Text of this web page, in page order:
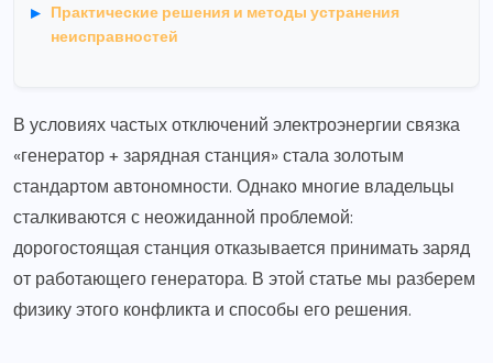
Практические решения и методы устранения
неисправностей
В условиях частых отключений электроэнергии связка
«генератор + зарядная станция» стала золотым
стандартом автономности. Однако многие владельцы
сталкиваются с неожиданной проблемой:
дорогостоящая станция отказывается принимать заряд
от работающего генератора. В этой статье мы разберем
физику этого конфликта и способы его решения.